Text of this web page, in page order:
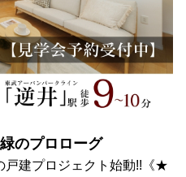
のプロローグ
戸建プロジェクト始動!!《★